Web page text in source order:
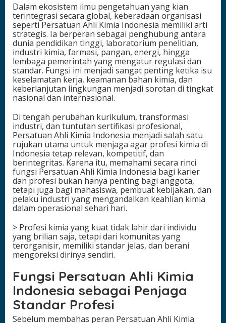
a
r
i
e
r
d
a
n
P
r
o
e
s
i
Dalam ekosistem ilmu pengetahuan yang kian
terintegrasi secara global, keberadaan organisasi
seperti Persatuan Ahli Kimia Indonesia memiliki arti
strategis. Ia berperan sebagai penghubung antara
dunia pendidikan tinggi, laboratorium penelitian,
industri kimia, farmasi, pangan, energi, hingga
lembaga pemerintah yang mengatur regulasi dan
standar. Fungsi ini menjadi sangat penting ketika isu
keselamatan kerja, keamanan bahan kimia, dan
keberlanjutan lingkungan menjadi sorotan di tingkat
nasional dan internasional.
Di tengah perubahan kurikulum, transformasi
industri, dan tuntutan sertifikasi profesional,
Persatuan Ahli Kimia Indonesia menjadi salah satu
rujukan utama untuk menjaga agar profesi kimia di
Indonesia tetap relevan, kompetitif, dan
berintegritas. Karena itu, memahami secara rinci
fungsi Persatuan Ahli Kimia Indonesia bagi karier
dan profesi bukan hanya penting bagi anggota,
tetapi juga bagi mahasiswa, pembuat kebijakan, dan
pelaku industri yang mengandalkan keahlian kimia
dalam operasional sehari hari.
> Profesi kimia yang kuat tidak lahir dari individu
yang brilian saja, tetapi dari komunitas yang
terorganisir, memiliki standar jelas, dan berani
mengoreksi dirinya sendiri.
Fungsi Persatuan Ahli Kimia
Indonesia sebagai Penjaga
Standar Profesi
Sebelum membahas peran Persatuan Ahli Kimia